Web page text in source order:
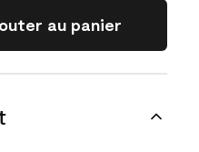
au panier